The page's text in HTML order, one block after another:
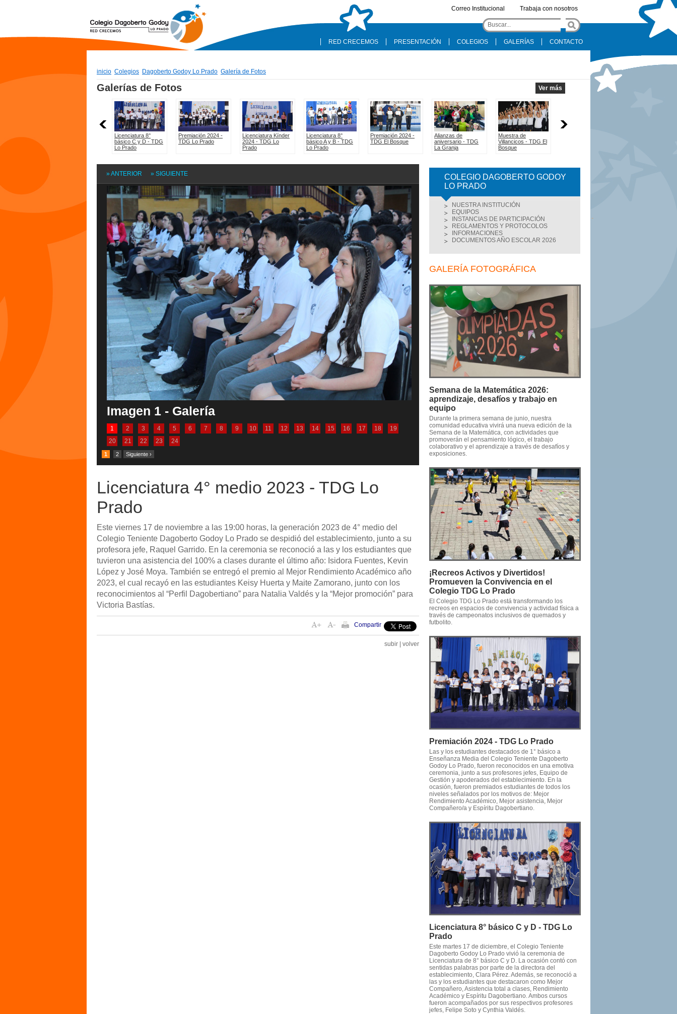
Correo Institucional Trabaja con nosotros
RED CRECEMOS PRESENTACIÓN COLEGIOS GALERÍAS CONTACTO
inicio Colegios Dagoberto Godoy Lo Prado Galería de Fotos
» ANTERIOR » SIGUIENTE
Imagen 1 - Galería
1 2 3 4 5 6 7 8 9 10 11 12 13 14 15 16 17 18
19
20
21 22 23 24
1 2 Siguiente ›
Licenciatura 4° medio 2023 - TDG Lo
Prado
Este viernes 17 de noviembre a las 19:00 horas, la generación 2023 de 4° medio del
Colegio Teniente Dagoberto Godoy Lo Prado se despidió del establecimiento, junto a su
profesora jefe, Raquel Garrido. En la ceremonia se reconoció a las y los estudiantes que
tuvieron una asistencia del 100% a clases durante el último año: Isidora Fuentes, Kevin
López y José Moya. También se entregó el premio al Mejor Rendimiento Académico año
2023, el cual recayó en las estudiantes Keisy Huerta y Maite Zamorano, junto con los
reconocimientos al “Perfil Dagobertiano” para Natalia Valdés y la “Mejor promoción” para
Victoria Bastías.
Compartir
subir volver
COLEGIO DAGOBERTO GODOY
LO PRADO
NUESTRA INSTITUCIÓN
EQUIPOS
INSTANCIAS DE PARTICIPACIÓN
REGLAMENTOS Y PROTOCOLOS
INFORMACIONES
DOCUMENTOS AÑO ESCOLAR 2026
GALERÍA FOTOGRÁFICA
Semana de la Matemática 2026:
aprendizaje, desafíos y trabajo en
equipo
Durante la primera semana de junio, nuestra
comunidad educativa vivirá una nueva edición de la
Semana de la Matemática, con actividades que
promoverán el pensamiento lógico, el trabajo
colaborativo y el aprendizaje a través de desafíos y
exposiciones.
¡Recreos Activos y Divertidos!
Promueven la Convivencia en el
Colegio TDG Lo Prado
El Colegio TDG Lo Prado está transformando los
recreos en espacios de convivencia y actividad física a
través de campeonatos inclusivos de quemados y
futbolito.
Premiación 2024 - TDG Lo Prado
Las y los estudiantes destacados de 1° básico a
Enseñanza Media del Colegio Teniente Dagoberto
Godoy Lo Prado, fueron reconocidos en una emotiva
ceremonia, junto a sus profesores jefes, Equipo de
Gestión y apoderados del establecimiento. En la
ocasión, fueron premiados estudiantes de todos los
niveles señalados por los motivos de: Mejor
Rendimiento Académico, Mejor asistencia, Mejor
Compañero/a y Espíritu Dagobertiano.
Licenciatura 8° básico C y D - TDG Lo
Prado
Este martes 17 de diciembre, el Colegio Teniente
Dagoberto Godoy Lo Prado vivió la ceremonia de
Licenciatura de 8° básico C y D. La ocasión contó con
sentidas palabras por parte de la directora del
establecimiento, Clara Pérez. Además, se reconoció a
las y los estudiantes que destacaron como Mejor
Compañero, Asistencia total a clases, Rendimiento
Académico y Espíritu Dagobertiano. Ambos cursos
fueron acompañados por sus respectivos profesores
jefes, Felipe Soto y Cynthia Valdés.